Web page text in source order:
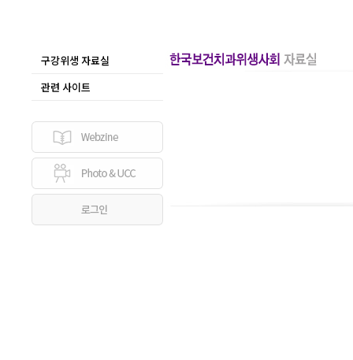
구강위생 자료실
관련 사이트